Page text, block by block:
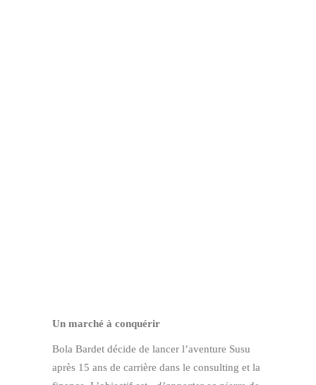
Un marché à conquérir
Bola Bardet décide de lancer l’aventure Susu
après 15 ans de carrière dans le consulting et la